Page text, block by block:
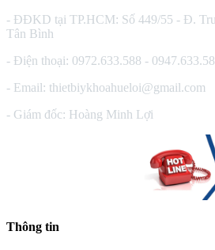
- ĐĐKD tại TP.HCM: Số 449/55 - Đ.
Tân Bình
- Điện thoại: 0972.633.588 -
- Email: thietbiykhoahueloi@gmail.com
- Giám đốc: Hoàng Minh Lợi
Thông tin